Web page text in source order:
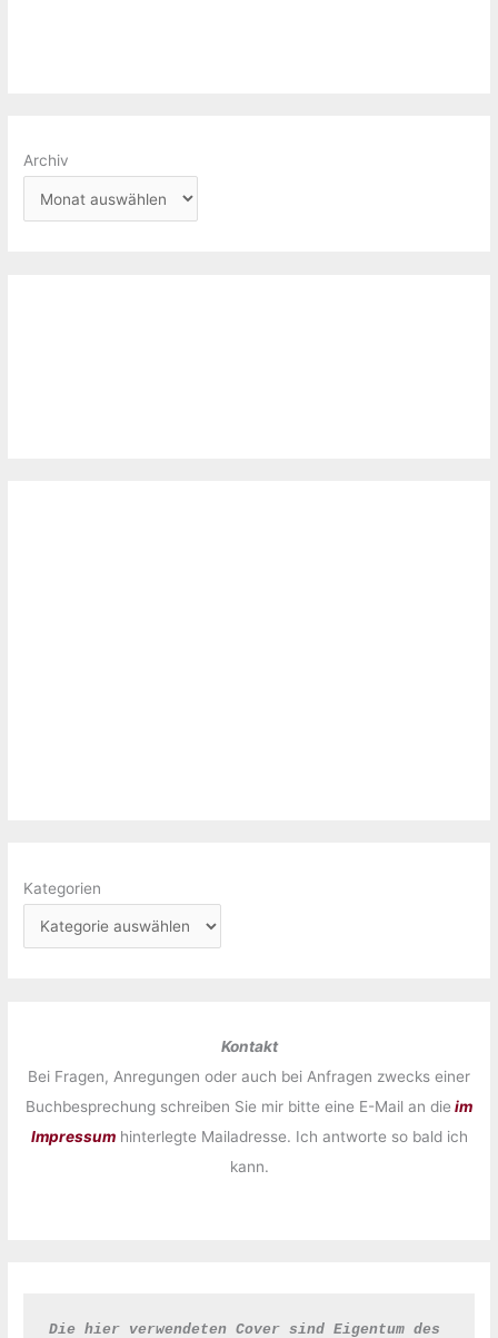
Archiv
Kategorien
Kontakt
Bei Fragen, Anregungen oder auch bei Anfragen zwecks einer
Buchbesprechung schreiben Sie mir bitte eine E-Mail an die im
Impressumhinterlegte Mailadresse. Ich antworte so bald ich
kann.
Die hier verwendeten Cover sind Eigentum des